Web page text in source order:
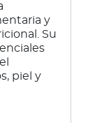
y
Su
piel y